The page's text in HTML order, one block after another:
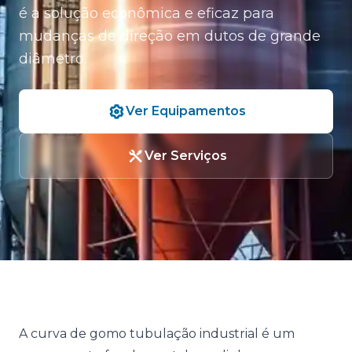
é a solução econômica e eficaz para
mudanças de direção em dutos de grande
diâmetro.
Ver Equipamentos
Ver Serviços
A curva de gomo tubulação industrial é um